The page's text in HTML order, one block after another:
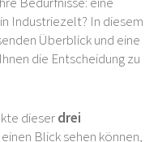
Industriezelt? In diesem
Überblick und eine
die Entscheidung zu
dieserdrei
Blick sehen können,